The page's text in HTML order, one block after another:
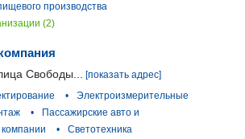
производства
(2)
Свободы...
[показать адрес]
•
Электроизмерительные
•
Пассажирские авто и
• Светотехника